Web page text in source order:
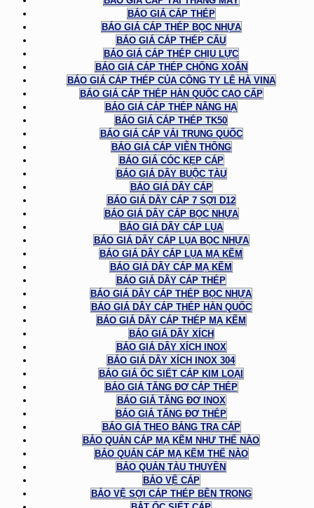
BÁO GIÁ CÁP THÉP
BÁO GIÁ CÁP THÉP BỌC NHỰA
BÁO GIÁ CÁP THÉP CẨU
BÁO GIÁ CÁP THÉP CHỊU LỰC
BÁO GIÁ CÁP THÉP CHỐNG XOẮN
BÁO GIÁ CÁP THÉP CỦA CÔNG TY LÊ HÀ VINA
BÁO GIÁ CÁP THÉP HÀN QUỐC CAO CẤP
BÁO GIÁ CÁP THÉP NÂNG HẠ
BÁO GIÁ CÁP THÉP TK50
BÁO GIÁ CÁP VẢI TRUNG QUỐC
BÁO GIÁ CÁP VIỄN THÔNG
BÁO GIÁ CÓC KẸP CÁP
BÁO GIÁ DÂY BUỘC TÀU
BÁO GIÁ DÂY CÁP
BÁO GIÁ DÂY CÁP 7 SỢI D12
BÁO GIÁ DÂY CÁP BỌC NHỰA
BÁO GIÁ DÂY CÁP LỤA
BÁO GIÁ DÂY CÁP LỤA BỌC NHỰA
BÁO GIÁ DÂY CÁP LỤA MẠ KẼM
BÁO GIÁ DÂY CÁP MẠ KẼM
BÁO GIÁ DÂY CÁP THÉP
BÁO GIÁ DÂY CÁP THÉP BỌC NHỰA
BÁO GIÁ DÂY CÁP THÉP HÀN QUỐC
BÁO GIÁ DÂY CÁP THÉP MẠ KẼM
BÁO GIÁ DÂY XÍCH
BÁO GIÁ DÂY XÍCH INOX
BÁO GIÁ DÂY XÍCH INOX 304
BÁO GIÁ ỐC SIẾT CÁP KIM LOẠI
BÁO GIÁ TĂNG ĐƠ CÁP THÉP
BÁO GIÁ TĂNG ĐƠ INOX
BÁO GIÁ TĂNG ĐƠ THÉP
BÁO GIÁ THEO BẢNG TRA CÁP
BẢO QUẢN CÁP MẠ KẼM NHƯ THẾ NÀO
BẢO QUẢN CÁP MẠ KẼM THẾ NÀO
BẢO QUẢN TÀU THUYỀN
BẢO VỆ CÁP
BẢO VỆ SỢI CÁP THÉP BÊN TRONG